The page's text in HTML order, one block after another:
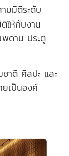
มมิติระดับ
ให้กับงาน
พดาน ประตู
าติ ศิลปะ และ
เป็นองค์